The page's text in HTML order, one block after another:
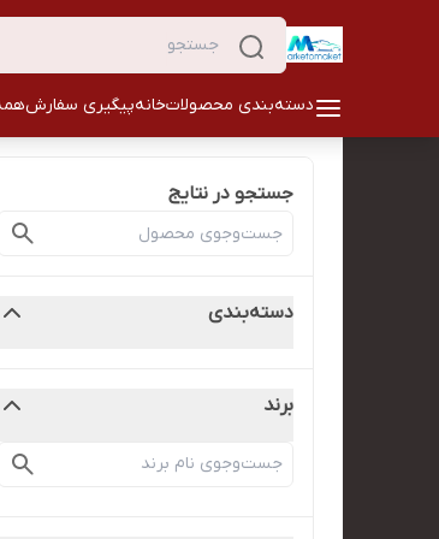
دسته‌بندی محصولاتخانهپیگیری سفارش
جستجو در نتایج
دسته‌بندی
برند